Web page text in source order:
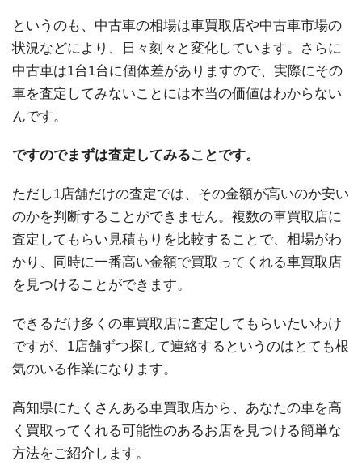
というのも、中古車の相場は車買取店や中古車市場の
状況などにより、日々刻々と変化しています。さらに
中古車は1台1台に個体差がありますので、実際にその
車を査定してみないことには本当の価値はわからない
んです。
ですのでまずは査定してみることです。
ただし1店舗だけの査定では、その金額が高いのか安い
のかを判断することができません。複数の車買取店に
査定してもらい見積もりを比較することで、相場がわ
かり、同時に一番高い金額で買取ってくれる車買取店
を見つけることができます。
できるだけ多くの車買取店に査定してもらいたいわけ
ですが、1店舗ずつ探して連絡するというのはとても根
気のいる作業になります。
高知県にたくさんある車買取店から、あなたの車を高
く買取ってくれる可能性のあるお店を見つける簡単な
方法をご紹介します。